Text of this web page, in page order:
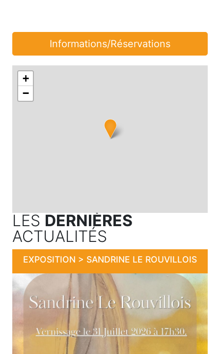
Informations/Réservations
+
−
LES DERNIÈRES
ACTUALITÉS
EXPOSITION > SANDRINE LE ROUVILLOIS